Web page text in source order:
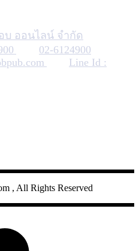
บ ออนไลน์ จำกัด
02-6124900
Line Id :
, All Rights Reserved